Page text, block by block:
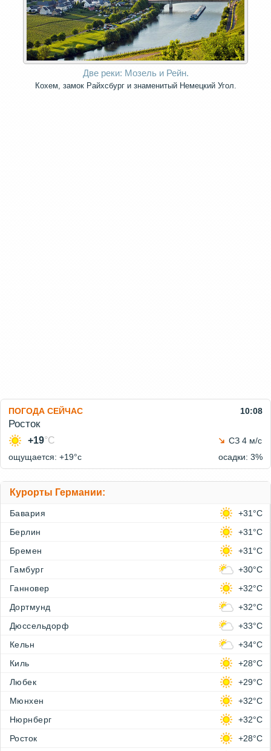
Две реки: Мозель и Рейн.
Кохем, замок Райхсбург и знаменитый Немецкий Угол.
ПОГОДА СЕЙЧАС 10:08
Росток
+19°C
СЗ 4 м/с
ощущается: +19°c
осадки: 3%
Курорты Германии:
Бавария
+31°C
Берлин
+31°C
Бремен
+31°C
Гамбург
+30°C
Ганновер
+32°C
Дортмунд
+32°C
Дюссельдорф
+33°C
Кельн
+34°C
Киль
+28°C
Любек
+29°C
Мюнхен
+32°C
Нюрнберг
+32°C
Росток
+28°C